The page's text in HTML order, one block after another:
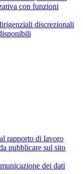
con funzioni
discrezionali
rapporto di lavoro
pubblicare sul sito
dei dati